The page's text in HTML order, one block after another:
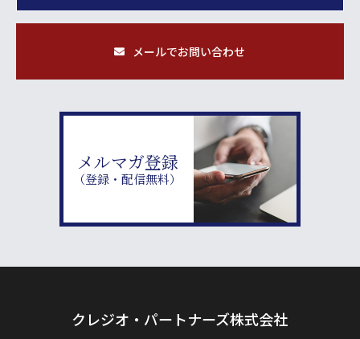
メールでお問い合わせ
メルマガ登録
（登録・配信無料）
クレジオ・パートナーズ株式会社